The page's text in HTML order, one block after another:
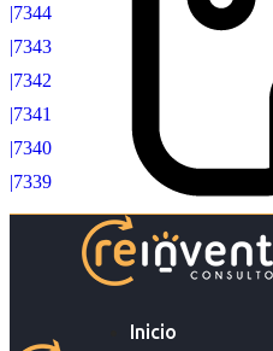
Inicio
|7344
|7343
|7342
|7341
|7340
|7339